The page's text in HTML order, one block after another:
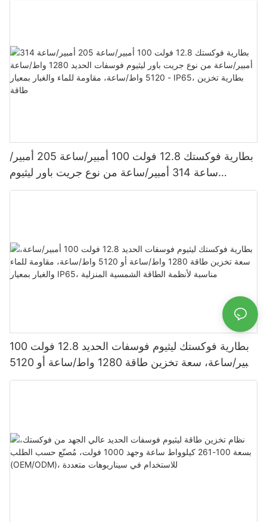
بطارية فوكستك 12.8 فولت 100 أمبير/ساعة 205 أمبير/
ساعة 314 أمبير/ساعة من نوع جريت باور ليثيوم
فوسفات الحديد 1280 واط/ساعة - 5120 واط/ساعة،
بطارية فوكستك ليثيوم فوسفات الحديد 12.8 فولت 100
أمبير/ساعة، سعة تخزين طاقة 1280 واط/ساعة أو 5120
واط/ساعة، مقاومة للماء والغبار بمعيار IP65، مناسبة